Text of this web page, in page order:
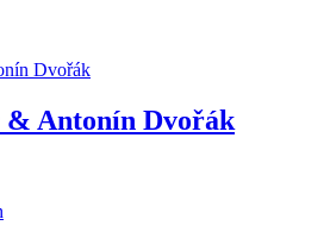
Antonín Dvořák